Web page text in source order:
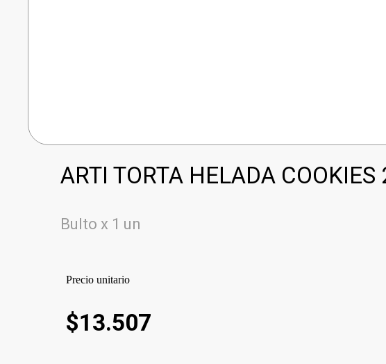
ARTI TORTA HELADA
Bulto x 1 un
Precio unitario
$13.507